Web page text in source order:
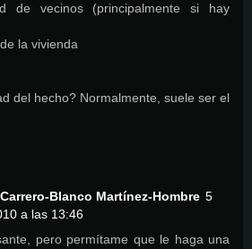
de vecinos (principalmente si hay
la vivienda
del hecho? Normalmente, suele ser el
Blanco Martínez-Hombre 5
a las 13:46
pero permítame que le haga una